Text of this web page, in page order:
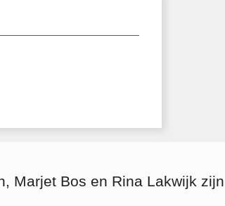
Marjet Bos en Rina Lakwijk